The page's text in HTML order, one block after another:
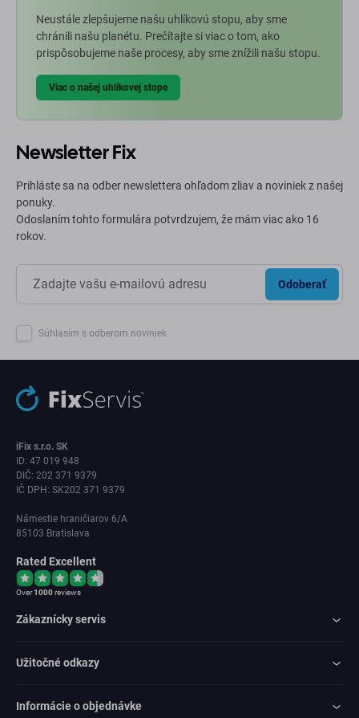
Neustále zlepšujeme našu uhlíkovú stopu, aby sme
chránili našu planétu. Prečítajte si viac o tom, ako
prispôsobujeme naše procesy, aby sme znížili našu stopu.
Viac o našej uhlíkovej stope
Newsletter Fix
Prihláste sa na odber newslettera ohľadom zliav a noviniek z našej
ponuky.
Odoslaním tohto formulára potvrdzujem, že mám viac ako 16
rokov.
Odoberať
Súhlasím s odberom noviniek
iFix s.r.o. SK
ID: 47 019 948
DIČ: 202 371 9379
IČ DPH: SK202 371 9379
Námestie hraničiarov 6/A
85103 Bratislava
Rated Excellent
Over1000reviews
Zákaznícky servis
Užitočné odkazy
Informácie o objednávke